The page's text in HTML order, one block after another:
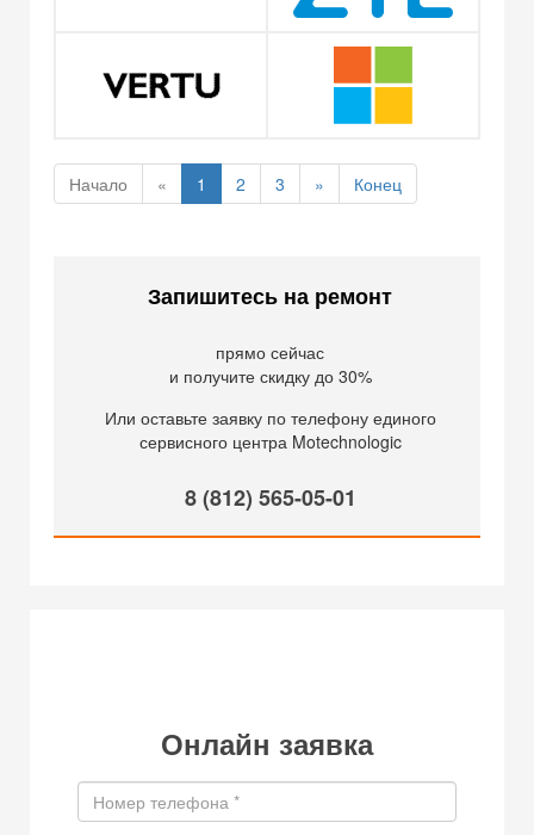
Начало « 1 2 3 » Конец
Запишитесь на ремонт
прямо сейчас
и получите скидку до 30%
Или оставьте заявку по телефону единого
сервисного центра Motechnologic
8 (812) 565-05-01
Онлайн заявка